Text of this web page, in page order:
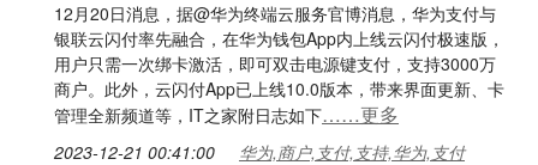
12月20日消息，据@华为终端云服务官博消息，华为支付与
银联云闪付率先融合，在华为钱包App内上线云闪付极速版，
用户只需一次绑卡激活，即可双击电源键支付，支持3000万
商户。此外，云闪付App已上线10.0版本，带来界面更新、卡
管理全新频道等，IT之家附日志如下……更多
2023-12-21 00:41:00 华为,商户,支付,支持,华为,支付